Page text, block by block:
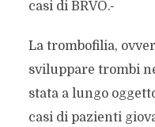
casi di BRVO.
La trombofilia,
sviluppare trombi
stata a lungo
casi di pazienti